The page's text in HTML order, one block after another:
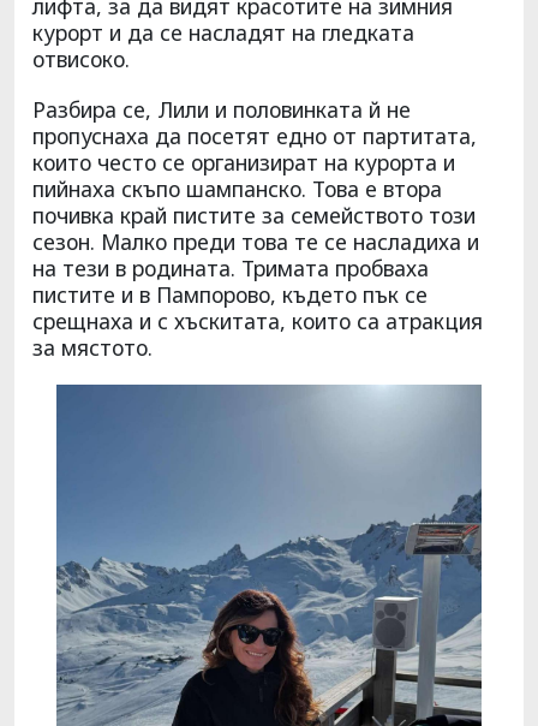
лифта, за да видят красотите на зимния
курорт и да се насладят на гледката
отвисоко.
Разбира се, Лили и половинката й не
пропуснаха да посетят едно от партитата,
които често се организират на курорта и
пийнаха скъпо шампанско. Това е втора
почивка край пистите за семейството този
сезон. Малко преди това те се насладиха и
на тези в родината. Тримата пробваха
пистите и в Пампорово, където пък се
срещнаха и с хъскитата, които са атракция
за мястото.